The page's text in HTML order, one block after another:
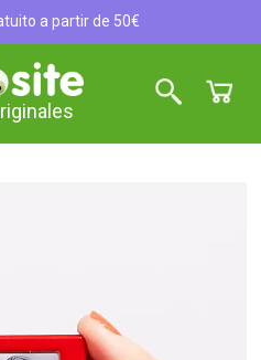
a partir de 50€